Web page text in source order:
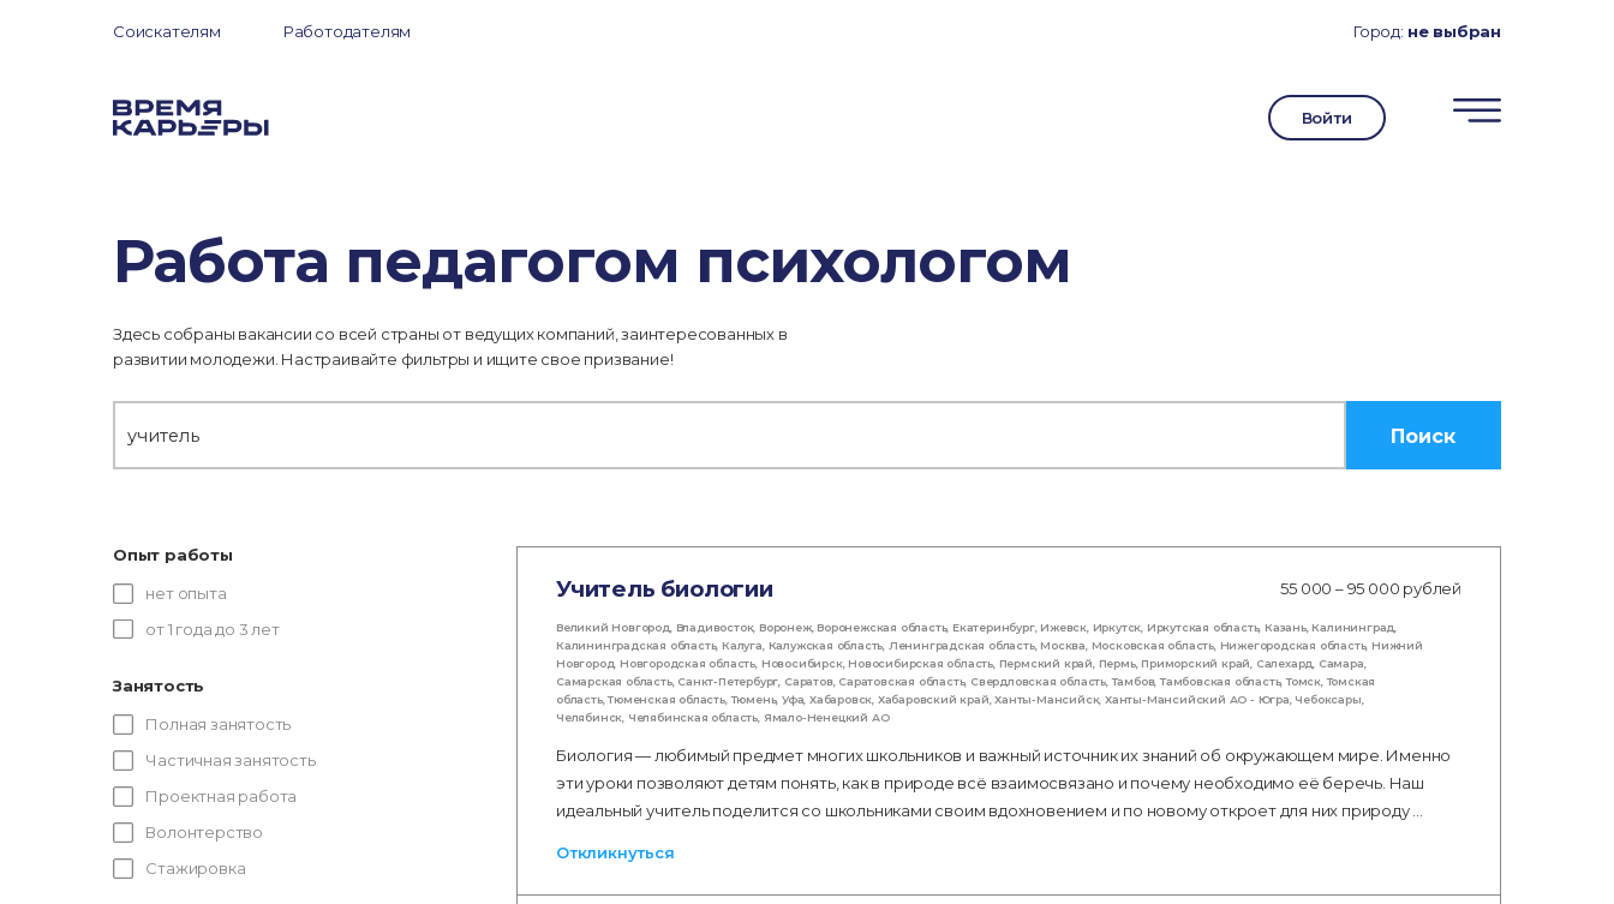
Соискателям Работодателям Город: не выбран
Войти
Работа педагогом психологом
Здесь собраны вакансии со всей страны от ведущих компаний, заинтересованных в
развитии молодежи. Настраивайте фильтры и ищите свое призвание!
Поиск
Опыт работы
нет опыта
от 1 года до 3 лет
Занятость
Полная занятость
Частичная занятость
Проектная работа
Волонтерство
Стажировка
Учитель биологии 55 000 – 95 000 рублей
Великий Новгород Владивосток, Воронеж, Воронежская область, Екатеринбург, Ижевск, Иркутск Иркутская область, Казань, Калининград
Калининградская область, Калуга Калужская область Ленинградская область, Москва Московская область, Нижегородская область, Нижний
Новгород Новгородская область Новосибирск, Новосибирская область, Пермский край Пермь, Приморский край Салехард Самара
Самарская область, Санкт-Петербург Саратов, Саратовская область, Свердловская область,Тамбов,Тамбовская область,Томск,Томская
область,Тюменская область,Тюмень, Уфа Хабаровск Хабаровский край ,Ханты-Мансийск, Ханты-Мансийский АО - Югра Чебоксары
Челябинск Челябинская область Ямало-Ненецкий АО
Биология — любимый предмет многих школьников и важный источник их знаний об окружающем мире. Именно
эти уроки позволяют детям понять, как в природе всё взаимосвязано и почему необходимо её беречь. Наш
идеальный учитель поделится со школьниками своим вдохновением и по новому откроет для них природу …
Откликнуться